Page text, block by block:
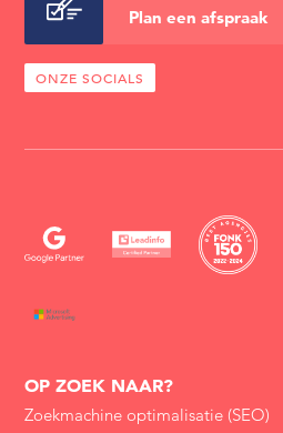
Plan een afspraak
ONZE SOCIALS
OP ZOEK NAAR?
Zoekmachine optimalisatie (SEO)